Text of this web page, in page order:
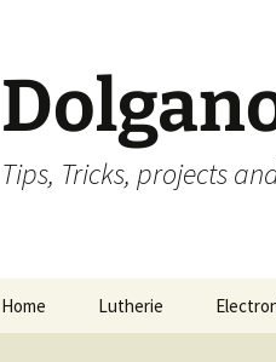
Tips, Tricks, projects
Home Lutherie